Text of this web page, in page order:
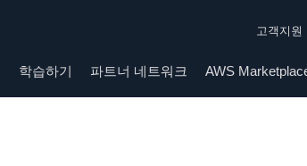
고객지원
학습하기 파트너 네트워크 AWS